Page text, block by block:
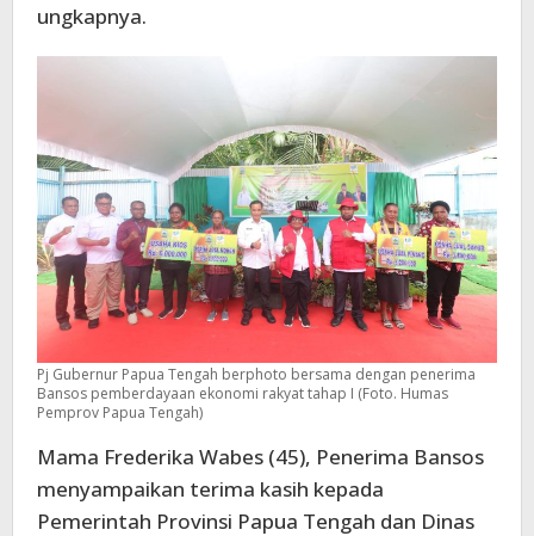
ungkapnya.
Pj Gubernur Papua Tengah berphoto bersama dengan penerima
Bansos pemberdayaan ekonomi rakyat tahap I (Foto. Humas
Pemprov Papua Tengah)
Mama Frederika Wabes (45), Penerima Bansos
menyampaikan terima kasih kepada
Pemerintah Provinsi Papua Tengah dan Dinas